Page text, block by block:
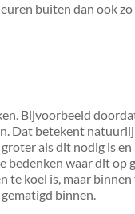
buiten dan ook
Bijvoorbeeld
Dat betekent
als dit nodig is
bedenken waar dit op
te koel is, maar
binnen.